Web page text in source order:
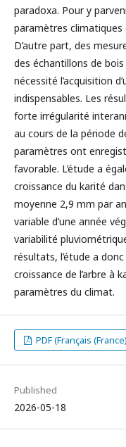
paradoxa. Pour y
paramètres climatiques
D’autre part, des
des échantillons de
nécessité l’acquisition
indispensables. Les
forte irrégularité
au cours de la période
paramètres ont
favorable. L’étude a
croissance du karité
moyenne 2,9 mm par
variable d’une année
variabilité
résultats, l’étude a
croissance de l’arbre à
paramètres du climat.
PDF (Français
Published
2026-05-18